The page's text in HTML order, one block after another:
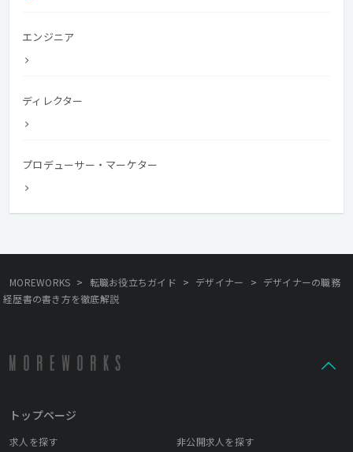
エンジニア
ディレクター
プロデューサー・マーケター
MOREWORKS > 転職お役立ちガイド > デザイナー > デザイナーの職務
経歴書の書き方を徹底解説
トップページ
求人を探す
非公開求人を探す